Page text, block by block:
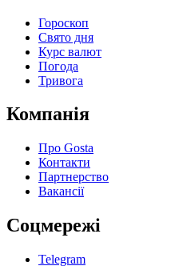
Гороскоп
Свято дня
Курс валют
Погода
Тривога
Компанія
Про Gosta
Контакти
Партнерство
Вакансії
Соцмережі
Telegram